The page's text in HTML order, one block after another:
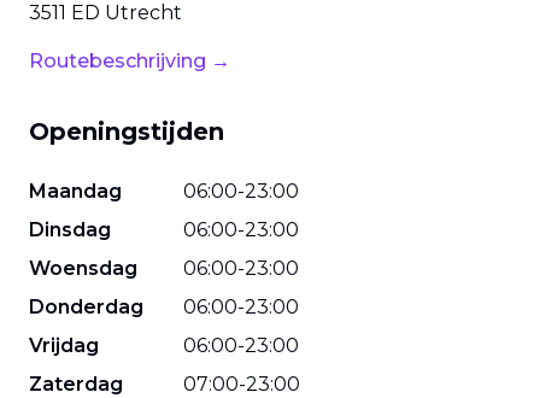
3511 ED Utrecht
Routebeschrijving →
Openingstijden
Maandag 06:00-23:00
Dinsdag
06:00-23:00
Woensdag
06:00-23:00
Donderdag
06:00-23:00
Vrijdag
06:00-23:00
Zaterdag
07:00-23:00